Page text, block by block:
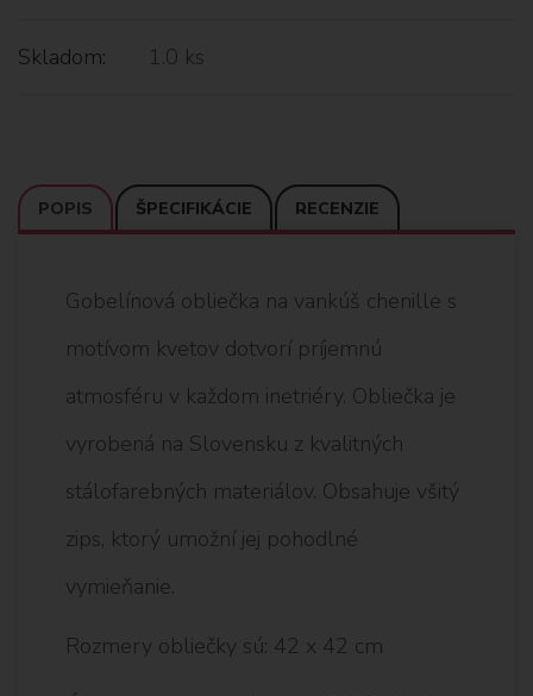
Skladom: 1.0 ks
POPIS ŠPECIFIKÁCIE RECENZIE
Gobelínová obliečka na vankúš chenille s
motívom kvetov dotvorí príjemnú
atmosféru v každom inetriéry. Obliečka je
vyrobená na Slovensku z kvalitných
stálofarebných materiálov. Obsahuje všitý
zips, ktorý umožní jej pohodlné
vymieňanie.
Rozmery obliečky sú: 42 x 42 cm